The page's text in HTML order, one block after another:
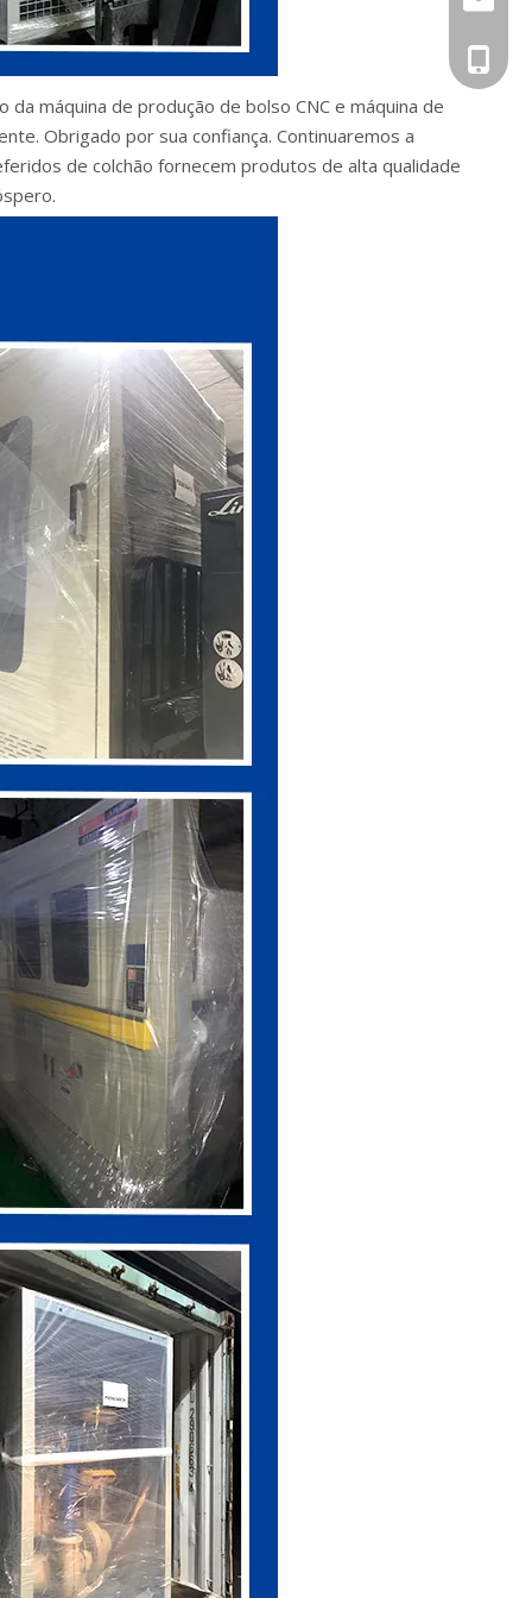
máquina de produção de bolso CNC e máquina de
Obrigado por sua confiança. Continuaremos a
de colchão fornecem produtos de alta qualidade
+86